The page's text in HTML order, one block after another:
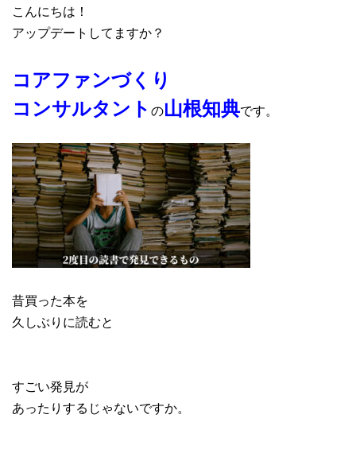
こんにちは！
アップデートしてますか？
コアファンづくり
コンサルタント の山根知典です。
昔買った本を
久しぶりに読むと
すごい発見が
あったりするじゃないですか。